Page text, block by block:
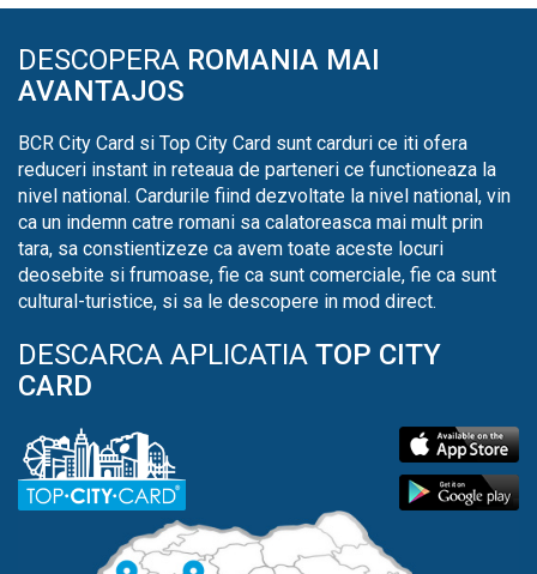
DESCOPERA ROMANIA MAI
AVANTAJOS
BCR City Card si Top City Card sunt carduri ce iti ofera
reduceri instant in reteaua de parteneri ce functioneaza la
nivel national. Cardurile fiind dezvoltate la nivel national, vin
ca un indemn catre romani sa calatoreasca mai mult prin
tara, sa constientizeze ca avem toate aceste locuri
deosebite si frumoase, fie ca sunt comerciale, fie ca sunt
cultural-turistice, si sa le descopere in mod direct.
DESCARCA APLICATIA TOP CITY
CARD